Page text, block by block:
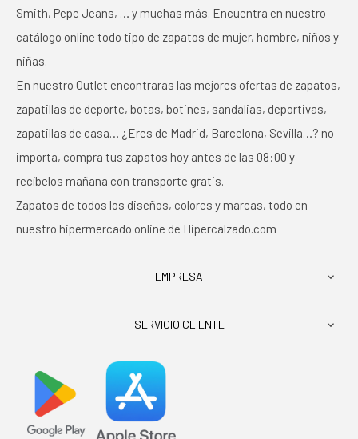
Smith, Pepe Jeans, … y muchas más. Encuentra en nuestro
catálogo online todo tipo de zapatos de mujer, hombre, niños y
niñas.
En nuestro Outlet encontraras las mejores ofertas de zapatos,
zapatillas de deporte, botas, botines, sandalias, deportivas,
zapatillas de casa… ¿Eres de Madrid, Barcelona, Sevilla…? no
importa, compra tus zapatos hoy antes de las 08:00 y
recíbelos mañana con transporte gratis.
Zapatos de todos los diseños, colores y marcas, todo en
nuestro hipermercado online de Hipercalzado.com
EMPRESA 
SERVICIO CLIENTE 